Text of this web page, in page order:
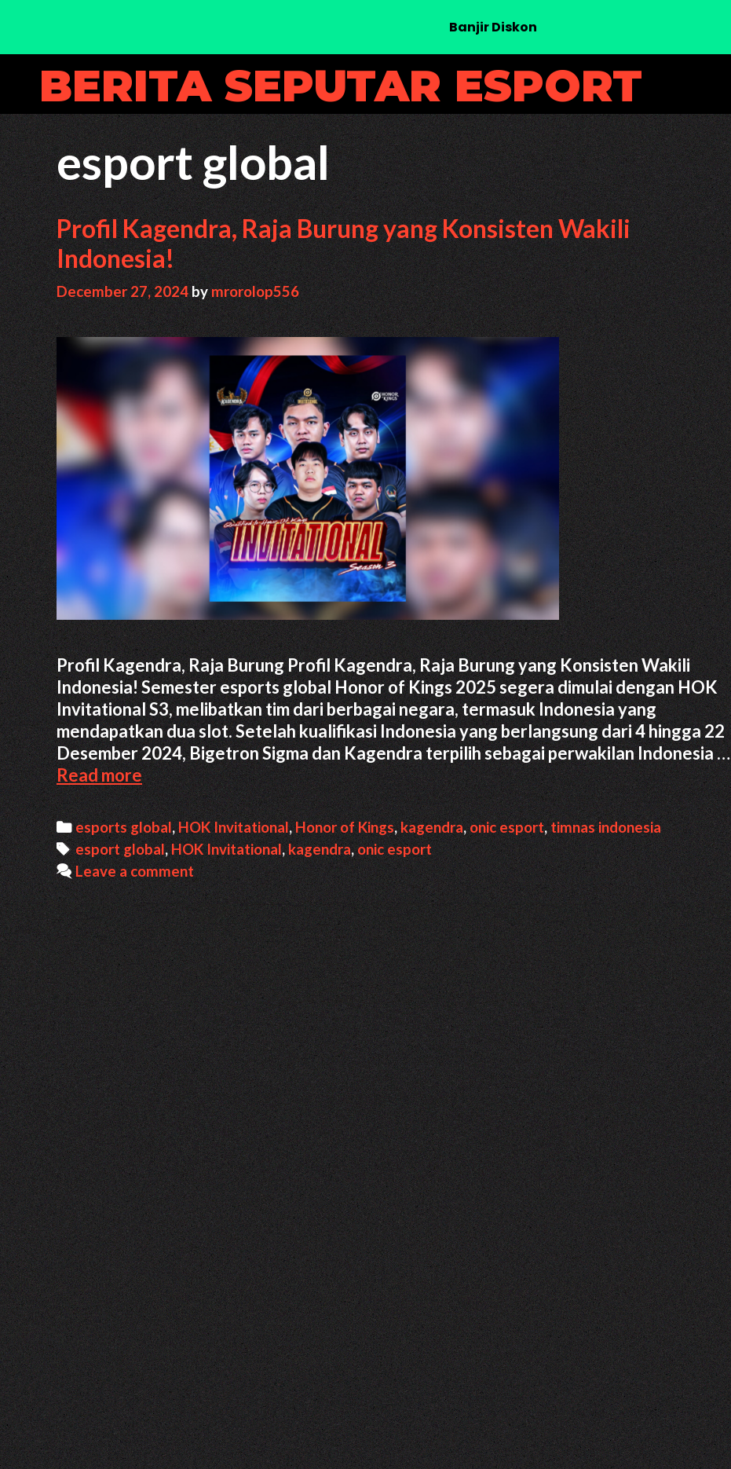
contentBERITA SEPUTAR ESPORT
esport global
Profil Kagendra, Raja Burung yang Konsisten Wakili
Indonesia!
December 27, 2024 bymrorolop556
Profil Kagendra, Raja Burung Profil Kagendra, Raja Burung yang Konsisten Wakili
Indonesia! Semester esports global Honor of Kings 2025 segera dimulai dengan HOK
Invitational S3, melibatkan tim dari berbagai negara, termasuk Indonesia yang
mendapatkan dua slot. Setelah kualifikasi Indonesia yang berlangsung dari 4 hingga 22
Desember 2024, Bigetron Sigma dan Kagendra terpilih sebagai perwakilan Indonesia …
Read moreProfil
Kagendra,
Raja
Burung
yang
Konsisten
Wakili
Indonesia!
Categories
esports global, HOK Invitational,Honor of Kings,kagendra,onic esport,timnas indonesia
Tags
esport global,HOK Invitational,kagendra,onic esport
Leave a comment
Banjir Diskon